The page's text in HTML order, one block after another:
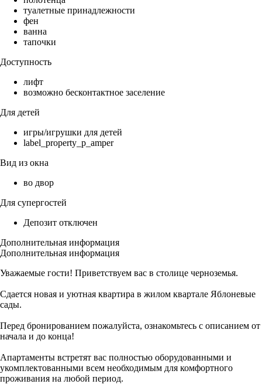
туалетные принадлежности
фен
ванна
тапочки
Доступность
лифт
возможно бесконтактное заселение
Для детей
игры/игрушки для детей
label_property_p_amper
Вид из окна
во двор
Для супергостей
Депозит отключен
Дополнительная информация
Дополнительная информация
Уважаемые гости! Приветствуем вас в столице черноземья.
Сдается новая и уютная квартира в жилом квартале Яблоневые
сады.
Перед бронированием пожалуйста, ознакомьтесь с описанием от
начала и до конца!
Апартаменты встретят вас полностью оборудованными и
укомплектованными всем необходимым для комфортного
проживания на любой период.